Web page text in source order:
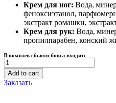
Крем для ног: Вода,
феноксиэтанол,
экстракт ромашки,
Крем для рук: Вода,
пропилпарабен, конский
В комплект бьюти-бокса входит:
Набор:
питательный
крем
для
Add to cart
Заказать